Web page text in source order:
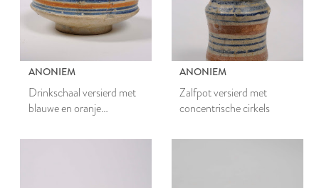
ANONIEM
Drinkschaal versierd met
blauwe en oranje
ANONIEM
Zalfpot versierd met
concentrische cirkels